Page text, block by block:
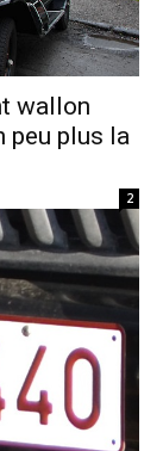
wallon
peu plus la
2